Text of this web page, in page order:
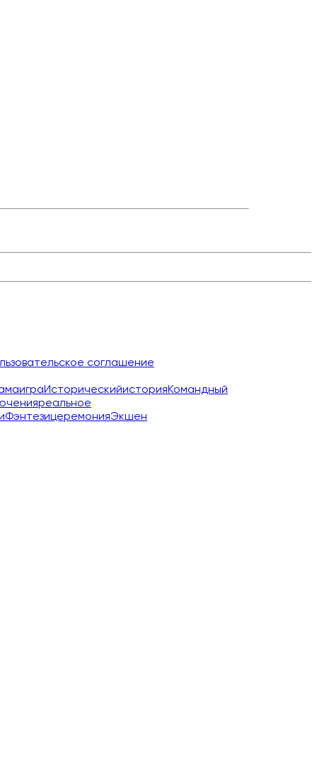
соглашение
играИсторическийисторияКомандный
реальное
ФэнтезицеремонияЭкшен